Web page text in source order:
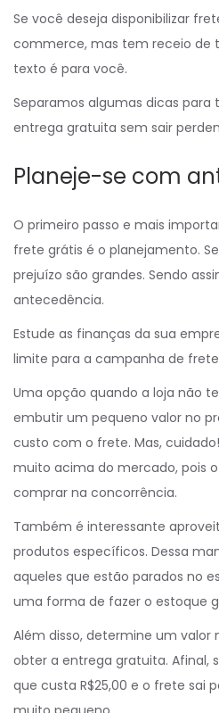
Se você deseja disponibilizar
commerce, mas tem receio de
texto é para você.
Separamos algumas dicas para
entrega gratuita sem sair
Planeje-se com
O primeiro passo e mais
frete grátis é o planejamento.
prejuízo são grandes. Sendo
antecedência.
Estude as finanças da sua
limite para a campanha de
Uma opção quando a loja não
embutir um pequeno valor no
custo com o frete. Mas,
muito acima do mercado, pois
comprar na concorrência.
Também é interessante
produtos específicos. Dessa
aqueles que estão parados no
uma forma de fazer o estoque
Além disso, determine um
obter a entrega gratuita. Afinal,
que custa R$25,00 e o frete sai